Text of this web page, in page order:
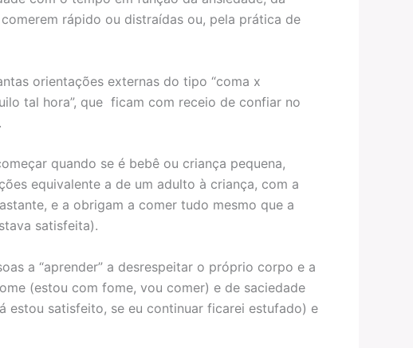
rápido ou distraídas ou, pela prática de
orientações externas do tipo “coma x
tal hora”, que ficam com receio de confiar no
quando se é bebê ou criança pequena,
equivalente a de um adulto à criança, com a
e a obrigam a comer tudo mesmo que a
satisfeita).
a “aprender” a desrespeitar o próprio corpo e a
(estou com fome, vou comer) e de saciedade
estou satisfeito, se eu continuar ficarei estufado) e